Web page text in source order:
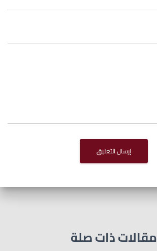
مقالات ذات صلة